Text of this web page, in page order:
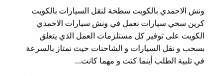
ونش الاحمدي بالكويت سطحة لنقل السيارات بالكويت
كرين سحي سيارات نعمل في ونش سيارات الاحمدي
الكويت على توفير كل مستلزمات العمل الذي يتعلق
بسحب و نقل السيارات و الشاحنات حيث نمتاز بالسرعة
في تلبية الطلب أينما كنت و مهما كانت…